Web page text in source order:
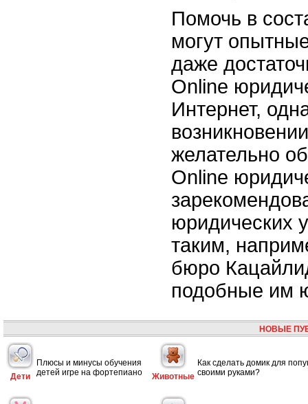
Помочь в
могут
даже
Online
Интернет,
желательно
Online
юридических
таким,
бюро
подобные им
НОВЫЕ
Дети
Плюсы и минусы обучения
детей игре на фортепиано
Животные
Как сделать домик для
своими руками?